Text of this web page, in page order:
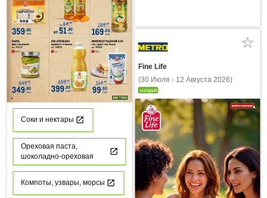
Соки и нектары
Ореховая паста,
шоколадно-ореховая
Компоты, узвары, морсы
Fine Life
(30 Июля - 12 Августа 2026)
новая